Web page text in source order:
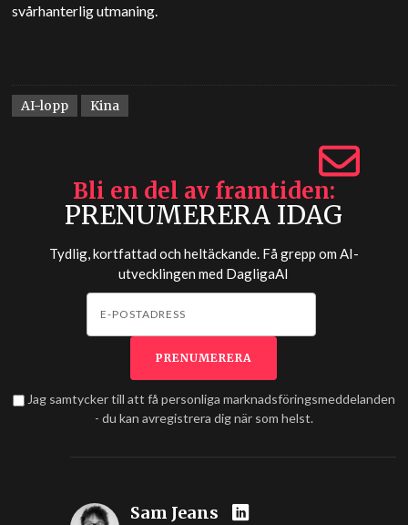
svårhanterlig utmaning.
AI-lopp Kina
Bli en del av framtiden
PRENUMERERA IDAG
Tydlig, kortfattad och heltäckande. Få grepp om AI-
utvecklingen med DagligaAI
Jag samtycker till att få personliga marknadsföringsmeddelanden
- du kan avregistrera dig när som helst.
Sam Jeans